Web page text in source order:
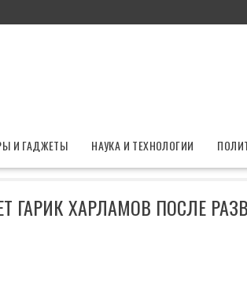
И ГАДЖЕТЫ НАУКА И ТЕХНОЛОГИИ
ГАРИК ХАРЛАМОВ ПОСЛЕ